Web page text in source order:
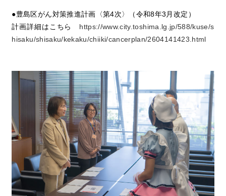
●豊島区がん対策推進計画〈第4次〉（令和8年3月改定）
計画詳細はこちら https://www.city.toshima.lg.jp/588/kuse/s
hisaku/shisaku/kekaku/chiiki/cancerplan/2604141423.html